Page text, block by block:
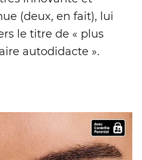
(deux, en fait), lui
le titre de « plus
autodidacte ».